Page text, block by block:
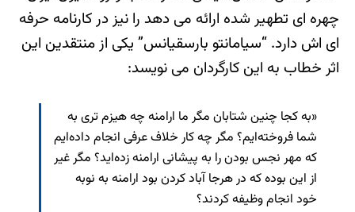
چهره ای تطهیر شده ارائه می دهد را نیز در کارنامه حرفه
ای اش دارد. “سیامانتو بارسقیانس” یکی از منتقدین این
اثر خطاب به این کارگردان می نویسد:
«به کجا چنین شتابان مگر ما ارامنه چه هیزم تری به
شما فروخته‌ایم؟ مگر چه کار خلاف عرفی انجام داده‌ایم
که مهر نجس بودن را به پیشانی ارامنه زده‌اید؟ مگر غیر
از این بوده که در هرجا آباد کردن بود ارامنه به نوبه
خود انجام وظیفه کردند؟